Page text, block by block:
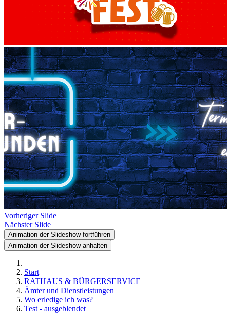
Vorheriger Slide
Nächster Slide
Animation der Slideshow fortführen
Animation der Slideshow anhalten
Start
RATHAUS & BÜRGERSERVICE
Ämter und Dienstleistungen
Wo erledige ich was?
Test - ausgeblendet